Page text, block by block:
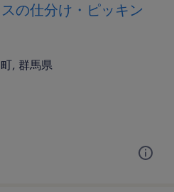
の仕分け・ピッキン
, 群馬県